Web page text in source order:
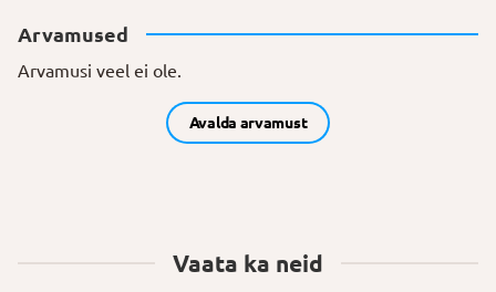
Arvamused
Arvamusi veel ei ole.
Avalda arvamust
Vaata ka neid